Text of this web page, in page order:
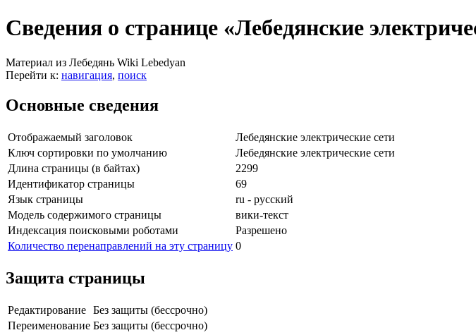
Сведения о странице «Лебедянские
Материал из Лебедянь Wiki Lebedyan
Перейти к: навигация, поиск
Основные сведения
Отображаемый заголовок
Лебедянские электрические сети
Ключ сортировки по умолчанию
Лебедянские электрические сети
Длина страницы (в байтах)
2299
Идентификатор страницы
69
Язык страницы
ru - русский
Модель содержимого страницы
вики-текст
Индексация поисковыми роботами
Разрешено
Количество перенаправлений на эту страницу 0
Защита страницы
Редактирование Без защиты (бессрочно)
Переименование Без защиты (бессрочно)